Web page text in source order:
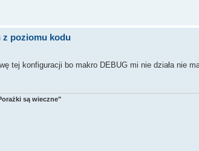
z poziomu kodu
tej konfiguracji bo makro DEBUG mi nie działa nie
są wieczne"